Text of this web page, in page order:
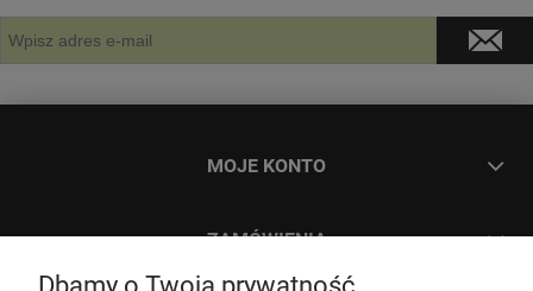
MOJE KONTO
ZAMÓWIENIA